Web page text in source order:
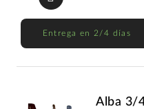
Entrega en 2/4 días
Alba 3/